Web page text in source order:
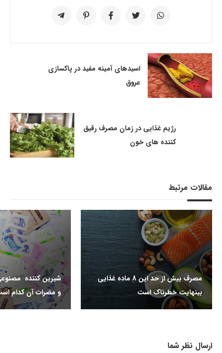
اسیدهای آمینه مفید در پاکسازی
عروق
رژیم غذایی در زمان مصرف رقیق
کننده های خون
مقالات مرتبط
مصرف بیش از حد این 8 ماده غذایی
بینهایت خطرناک است
شیرین کننده
و مضرات آن کدام
ارسال نظر شما